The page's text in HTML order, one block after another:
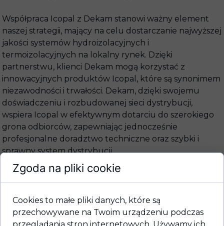
Współpraca Icopal z Dekam stanowi ważny element
naszej strategii, mający na celu dostarczanie najwyższej
jakości systemów hydroizolacyjnych i
termoizolacyjnych na lokalny rynek. Dzięki
partnerstwu, klienci Dekam mogą korzystać z
innowacyjnych produktów Icopal, które są synonimem
niezawodności i trwałości. Dekam, dzięki swojemu
doświadczeniu i rozbudowanej sieci dystrybucji,
wspiera Icopal w efektywnym dotarciu do szerokiego
grona odbiorców, zapewniając jednocześnie
profesjonalne doradztwo techniczne oraz szybki i
sprawny system dystrybucji.
Oferta Icopal obejmuje szeroki wachlarz materiałów
znajdują się nowoczesne rozwiązania, takie jak System
Bezpieczny Fundament Icopal, termoizolacja podłóg,
dachów i ścian, oraz System Fire Smart, zapewniający
Zgoda na pliki cookie
Cookies to małe pliki danych, które są
przechowywane na Twoim urządzeniu podczas